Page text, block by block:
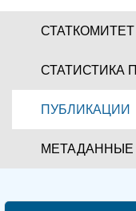
СТАТИСТИКА
ПУБЛИКАЦИИ
МЕТАДАННЫЕ